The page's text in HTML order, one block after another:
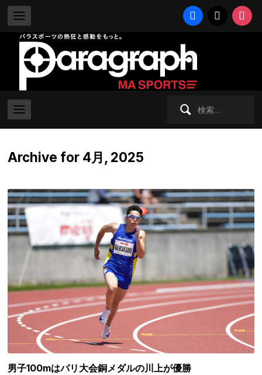
facebook
Archive for 4月, 2025
男子100mはパリ大会銅メダルの川上が優勝